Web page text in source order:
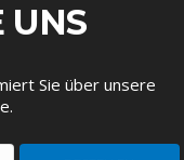
UNS
Sie über unsere